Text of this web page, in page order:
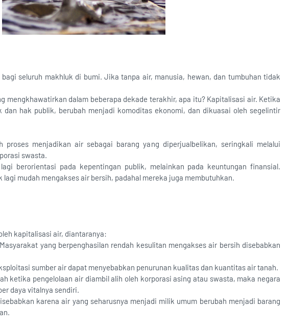
seluruh makhluk di bumi. Jika tanpa air, manusia, hewan, dan tumbuhan tidak
mengkhawatirkan dalam beberapa dekade terakhir, apa itu? Kapitalisasi air. Ketika
dan hak publik, berubah menjadi komoditas ekonomi, dan dikuasai oleh segelintir
proses menjadikan air sebagai barang yang diperjualbelikan, seringkali melalui
swasta.
berorientasi pada kepentingan publik, melainkan pada keuntungan finansial.
mudah mengakses air bersih, padahal mereka juga membutuhkan.
kapitalisasi air, diantaranya:
yang berpenghasilan rendah kesulitan mengakses air bersih disebabkan
sumber air dapat menyebabkan penurunan kualitas dan kuantitas air tanah.
ketika pengelolaan air diambil alih oleh korporasi asing atau swasta, maka negara
daya vitalnya sendiri.
karena air yang seharusnya menjadi milik umum berubah menjadi barang